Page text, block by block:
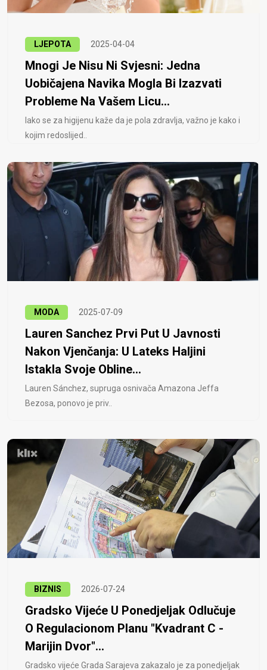
LJEPOTA 2025-04-04
Mnogi Je Nisu Ni Svjesni: Jedna
Uobičajena Navika Mogla Bi Izazvati
Probleme Na Vašem Licu...
Iako se za higijenu kaže da je pola zdravlja, važno je kako i
kojim redoslijed..
MODA 2025-07-09
Lauren Sanchez Prvi Put U Javnosti
Nakon Vjenčanja: U Lateks Haljini
Istakla Svoje Obline...
Lauren Sánchez, supruga osnivača Amazona Jeffa
Bezosa, ponovo je priv..
BIZNIS 2026-07-24
Gradsko Vijeće U Ponedjeljak Odlučuje
O Regulacionom Planu "Kvadrant C -
Marijin Dvor"...
Gradsko vijeće Grada Sarajeva zakazalo je za ponedjeljak